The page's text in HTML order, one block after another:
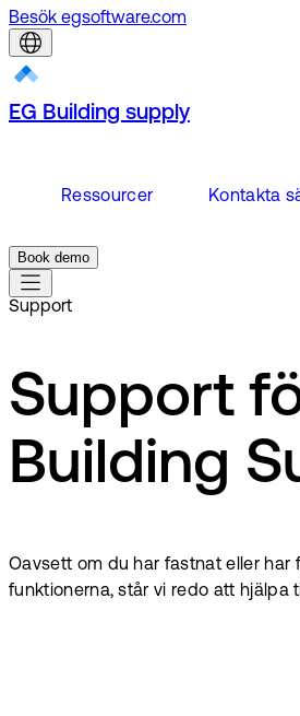
Besök egsoftware.com
EG Building supply
Ressourcer Kontakta
Book demo
Support
Support
Building
Oavsett om du har fastnat eller har
funktionerna, står vi redo att hjälpa